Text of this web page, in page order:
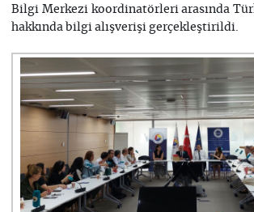
Bilgi Merkezi koordinatörleri arasında
hakkında bilgi alışverişi gerçekleştirildi.